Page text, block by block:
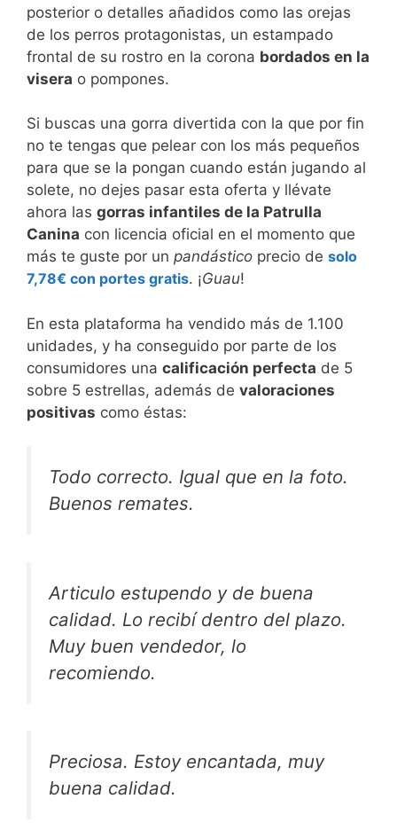
posterior o detalles añadidos como las orejas
de los perros protagonistas, un estampado
frontal de su rostro en la corona bordados en la
visera o pompones.
Si buscas una gorra divertida con la que por fin
no te tengas que pelear con los más pequeños
para que se la pongan cuando están jugando al
solete, no dejes pasar esta oferta y llévate
ahora las gorras infantiles de la Patrulla
Canina con licencia oficial en el momento que
más te guste por un pandástico precio de solo
7,78€ con portes gratis. ¡Guau!
En esta plataforma ha vendido más de 1.100
unidades, y ha conseguido por parte de los
consumidores una calificación perfecta de 5
sobre 5 estrellas, además de valoraciones
positivas como éstas:
Todo correcto. Igual que en la foto.
Buenos remates.
Articulo estupendo y de buena
calidad. Lo recibí dentro del plazo.
Muy buen vendedor, lo
recomiendo.
Preciosa. Estoy encantada, muy
buena calidad.